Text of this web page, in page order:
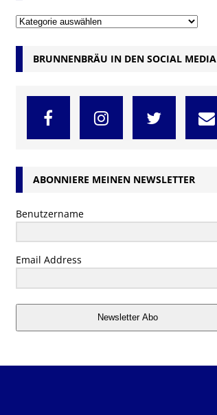
BRUNNENBRÄU IN DEN SOCIAL MEDIA
ABONNIERE MEINEN NEWSLETTER
Benutzername
Email Address
Newsletter Abo